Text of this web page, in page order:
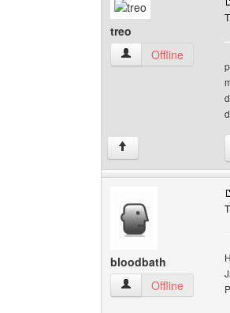
treo
treo Benutzer-Profile
Offline
↑
bloodbath
bloodbath Benutzer-
Offline